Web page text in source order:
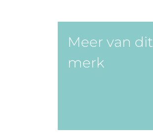
Meer van dit
merk